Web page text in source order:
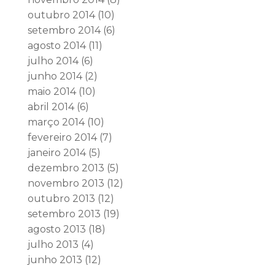
outubro 2014(10)
setembro 2014(6)
agosto 2014(11)
julho 2014(6)
junho 2014(2)
maio 2014(10)
abril 2014(6)
março 2014(10)
fevereiro 2014(7)
janeiro 2014(5)
dezembro 2013 (5)
novembro 2013 (12)
outubro 2013 (12)
setembro 2013 (19)
agosto 2013 (18)
julho 2013 (4)
junho 2013 (12)